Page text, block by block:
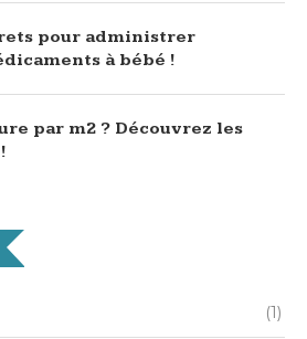
pour administrer
à bébé !
par m2 ? Découvrez les
(1)